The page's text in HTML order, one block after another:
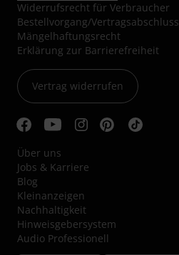
Widerrufsrecht für Verbraucher
Bestellvorgang/Vertragsabschluss
Mängelhaftungsrecht
Erklärung zur Barrierefreiheit
Vertrag widerrufen
Über uns
Jobs & Karriere
Blog
Kleinanzeigen
Nachhaltigkeit
Hinweisgebersystem
Audio Professionell